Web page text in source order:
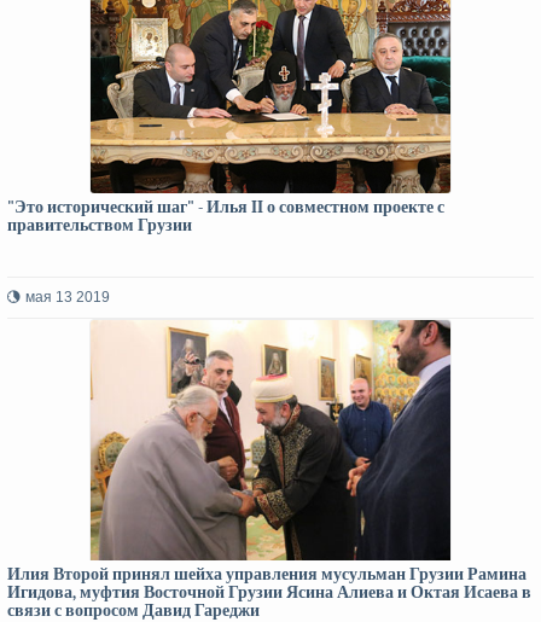
"Это исторический шаг" - Илья II о совместном проекте с
правительством Грузии
мая 13 2019
Илия Второй принял шейха управления мусульман Грузии Рамина
Игидова, муфтия Восточной Грузии Ясина Алиева и Октая Исаева в
связи с вопросом Давид Гареджи